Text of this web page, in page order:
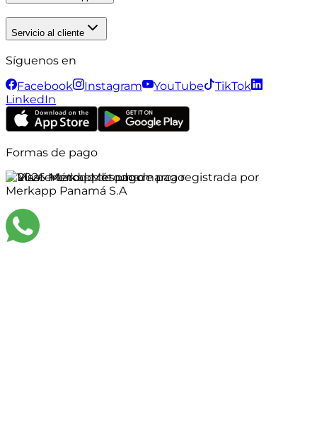
Servicio al cliente
Síguenos en
Facebook
Instagram YouTube
TikTok
LinkedIn
Formas de pago
©2026Merkapp es una marca registrada por
Merkapp Panamá S.A